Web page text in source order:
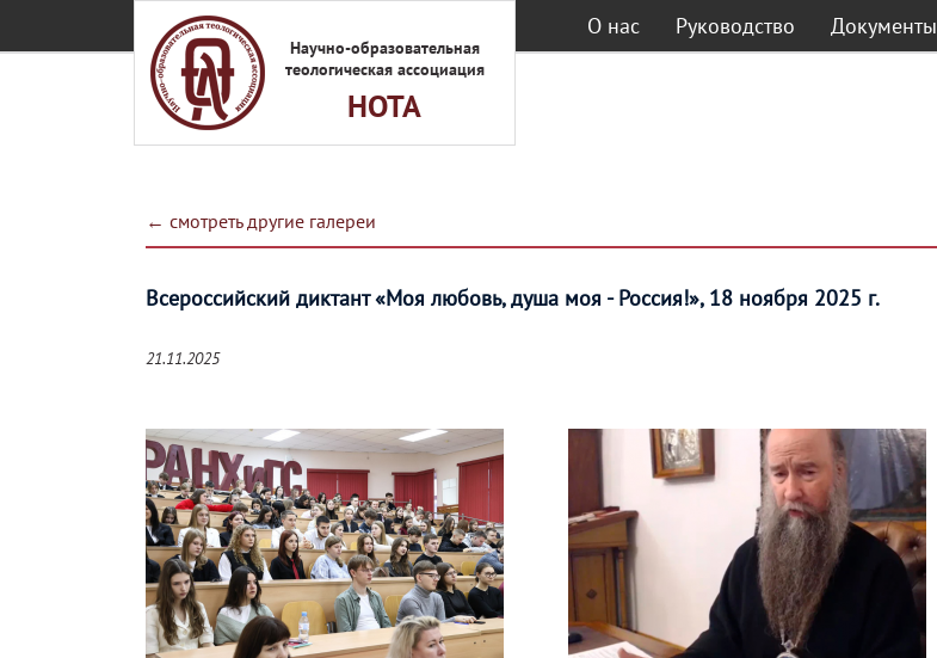
Перейти к основному содержанию
Научно-образовательная
теологическая ассоциация
НОТА
О нас Руководство Документы
← смотреть другие галереи
Всероссийский диктант «Моя любовь, душа моя - Россия!», 18 ноября 2025 г.
21.11.2025